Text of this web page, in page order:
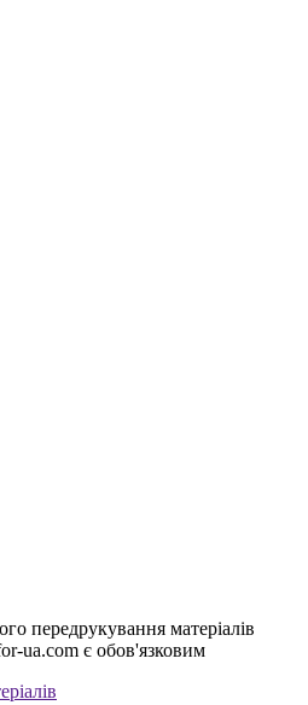
передрукування матеріалів
ua.com є обов'язковим